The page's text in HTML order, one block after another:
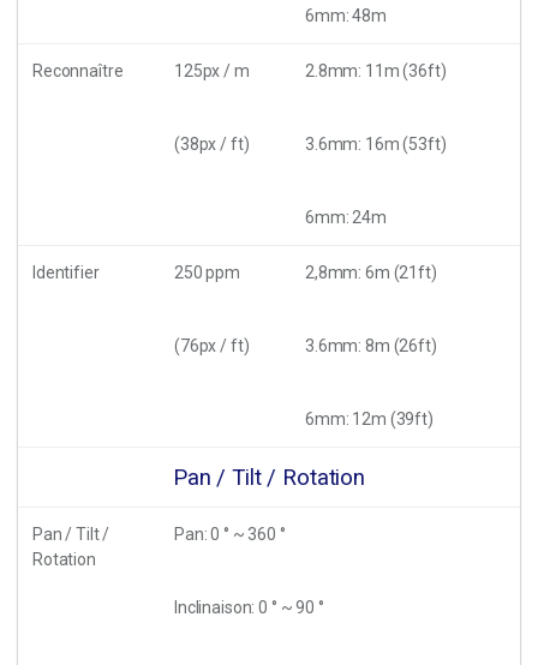
6mm: 48m
Reconnaître 125px / m
(38px / ft)
2.8mm: 11m (36ft)
3.6mm: 16m (53ft)
6mm: 24m
Identifier 250 ppm
(76px / ft)
2,8mm: 6m (21ft)
3.6mm: 8m (26ft)
6mm: 12m (39ft)
Pan / Tilt / Rotation
Pan / Tilt /
Rotation
Pan: 0 ° ~ 360 °
Inclinaison: 0 ° ~ 90 °